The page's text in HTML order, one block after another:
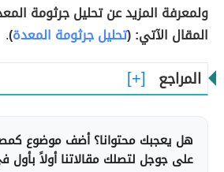
ولمعرفة المزيد عن تحليل جرثومة
المقال الآتي: (تحليل جرثومة المعدة)
.
المراجع
هل يعجبك محتوانا؟ أضف موضوع
على جوجل لتصلك مقالاتنا أولاً بأول